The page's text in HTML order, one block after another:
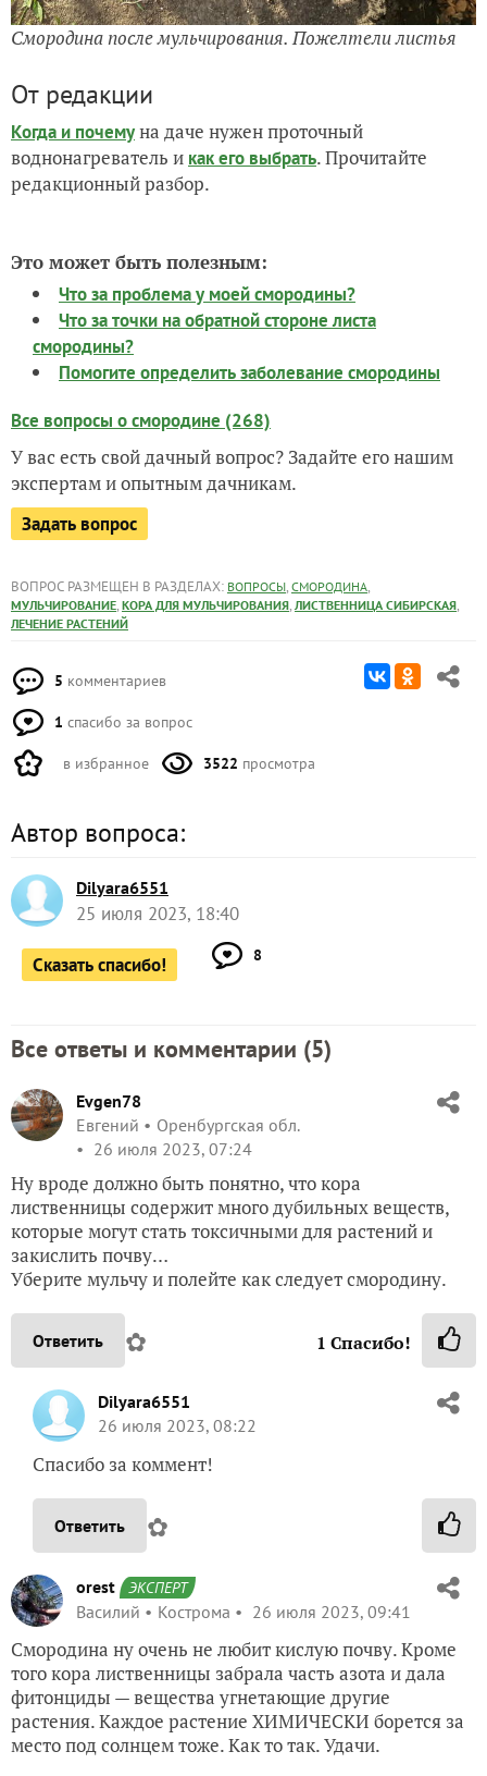
Смородина после мульчирования. Пожелтели листья
От редакции
Когда и почемуна даче нужен проточный
воднонагреватель и как его выбрать. Прочитайте
редакционный разбор.
Это может быть полезным:
Что за проблема у моей смородины?
Что за точки на обратной стороне листа
смородины?
Помогите определить заболевание смородины
Все вопросы о смородине (268)
У вас есть свой дачный вопрос? Задайте его нашим
экспертам и опытным дачникам.
Задать вопрос
ВОПРОС РАЗМЕЩЕН В РАЗДЕЛАХ: ВОПРОСЫ, СМОРОДИНА,
МУЛЬЧИРОВАНИЕ, КОРА ДЛЯ МУЛЬЧИРОВАНИЯ, ЛИСТВЕННИЦА СИБИРСКАЯ,
ЛЕЧЕНИЕ РАСТЕНИЙ
5 комментариев
1 спасибо за вопрос
в избранное 3522 просмотра
Автор вопроса:
Dilyara6551
25 июля 2023, 18:40
Сказать спасибо! 8
Все ответы и комментарии (5)
Evgen78
Евгений
Оренбургская обл.
26 июля 2023, 07:24
Ну вроде должно быть понятно, что кора
лиственницы содержит много дубильных веществ,
которые могут стать токсичными для растений и
закислить почву…
Уберите мульчу и полейте как следует смородину.
Ответить ✿ 1 Спасибо!
Dilyara6551
26 июля 2023, 08:22
Спасибо за коммент!
Ответить ✿
orest ЭКСПЕРТ
Василий Кострома 26 июля 2023, 09:41
Смородина ну очень не любит кислую почву. Кроме
того кора лиственницы забрала часть азота и дала
фитонциды — вещества угнетающие другие
растения. Каждое растение ХИМИЧЕСКИ борется за
место под солнцем тоже. Как то так. Удачи.